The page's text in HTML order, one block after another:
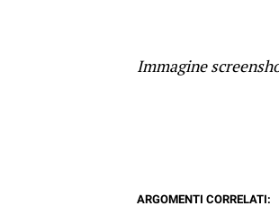
Immagine
ARGOMENTI CORRELATI: